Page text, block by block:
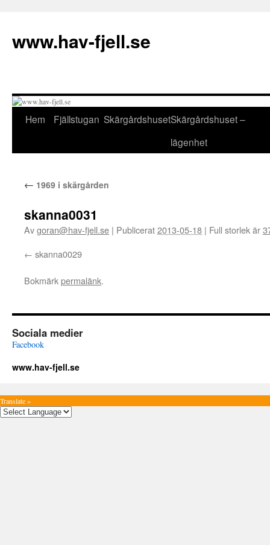
innehåll
www.hav-fjell.se
Hem Fjällstugan SkärgårdshusetSkärgårdshuset –
lägenhet
← 1969 i skärgården
skanna0031
Avgoran@hav-fjell.se | Publicerat2013-05-18 | Full storlek är
skanna0029
Bokmärkpermalänk.
Sociala medier
Facebook
www.hav-fjell.se
Translate »